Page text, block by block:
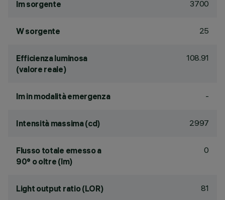
lm sorgente 3700
W sorgente 25
Efficienza luminosa
(valore reale)
108.91
lm in modalità emergenza -
Intensità massima (cd) 2997
Flusso totale emesso a
90° o oltre (lm)
0
Light output ratio (LOR) 81